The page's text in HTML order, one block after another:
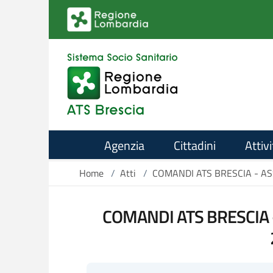
Salta al contenuto principale
Agenzia Cittadini
Home / Atti / COMANDI ATS BRESCIA -
COMANDI ATS